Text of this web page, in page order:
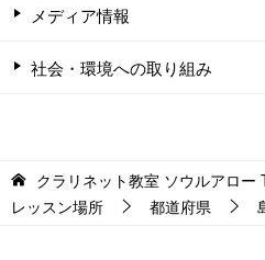
メディア情報
社会・環境への取り組み
クラリネット教室 ソウルアロー
レッスン場所
都道府県